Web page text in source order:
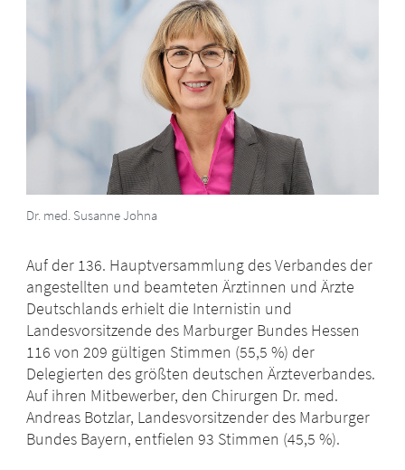
Dr. med. Susanne Johna
Auf der 136. Hauptversammlung des Verbandes der
angestellten und beamteten Ärztinnen und Ärzte
Deutschlands erhielt die Internistin und
Landesvorsitzende des Marburger Bundes Hessen
116 von 209 gültigen Stimmen (55,5 %) der
Delegierten des größten deutschen Ärzteverbandes.
Auf ihren Mitbewerber, den Chirurgen Dr. med.
Andreas Botzlar, Landesvorsitzender des Marburger
Bundes Bayern, entfielen 93 Stimmen (45,5 %).